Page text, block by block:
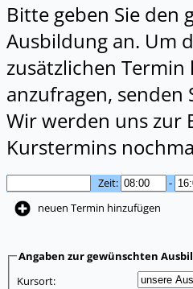
Bitte geben Sie den
Ausbildung an. Um
zusätzlichen
anzufragen, senden
Wir werden uns zur
Kurstermins
Zeit:
-
neuen Termin hinzufügen
Angaben zur gewünschten
Kursort: